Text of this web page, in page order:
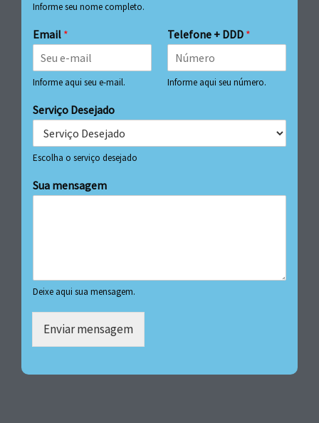
Informe seu nome completo.
Email *
Informe aqui seu e-mail.
Telefone + DDD *
Informe aqui seu número.
Serviço Desejado
Escolha o serviço desejado
Sua mensagem
Deixe aqui sua mensagem.
Enviar mensagem